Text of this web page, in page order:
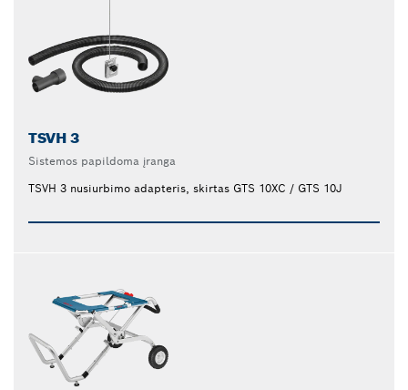
TSVH 3
Sistemos papildoma įranga
TSVH 3 nusiurbimo adapteris, skirtas GTS 10XC / GTS 10J